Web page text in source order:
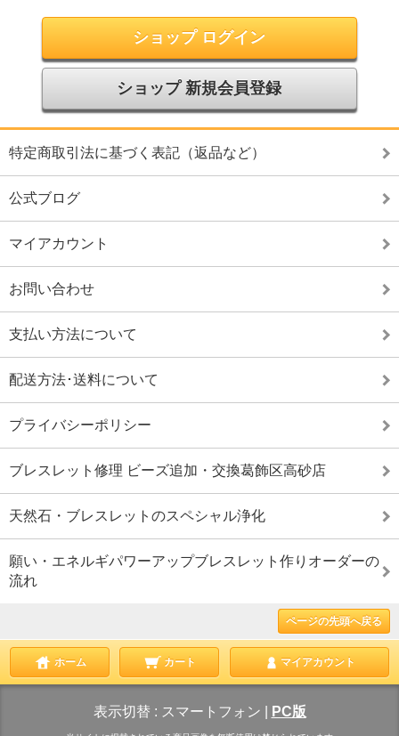
ショップ ログイン
ショップ 新規会員登録
特定商取引法に基づく表記（返品など）
公式ブログ
マイアカウント
お問い合わせ
支払い方法について
配送方法･送料について
プライバシーポリシー
ブレスレット修理 ビーズ追加・交換葛飾区高砂店
天然石・ブレスレットのスペシャル浄化
願い・エネルギパワーアップブレスレット作りオーダーの
流れ
ページの先頭へ戻る
ホーム カート マイアカウント
表示切替 : スマートフォン PC版